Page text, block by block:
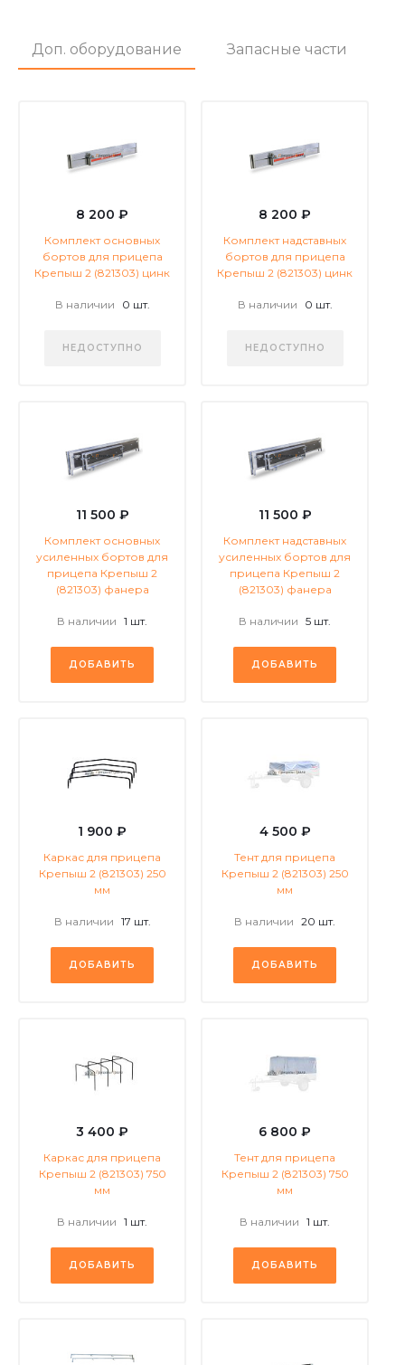
Доп. оборудование Запасные части
8 200 ₽
Комплект основных
бортов для прицепа
Крепыш 2 (821303) цинк
В наличии 0 шт.
НЕДОСТУПНО
8 200 ₽
Комплект надставных
бортов для прицепа
Крепыш 2 (821303) цинк
В наличии 0 шт.
НЕДОСТУПНО
11 500 ₽
Комплект основных
усиленных бортов для
прицепа Крепыш 2
(821303) фанера
В наличии 1 шт.
ДОБАВИТЬ
11 500 ₽
Комплект надставных
усиленных бортов для
прицепа Крепыш 2
(821303) фанера
В наличии 5 шт.
ДОБАВИТЬ
1 900 ₽
Каркас для прицепа
Крепыш 2 (821303) 250
мм
В наличии 17 шт.
ДОБАВИТЬ
4 500 ₽
Тент для прицепа
Крепыш 2 (821303) 250
мм
В наличии 20 шт.
ДОБАВИТЬ
3 400 ₽
Каркас для прицепа
Крепыш 2 (821303) 750
мм
В наличии 1 шт.
ДОБАВИТЬ
6 800 ₽
Тент для прицепа
Крепыш 2 (821303) 750
мм
В наличии 1 шт.
ДОБАВИТЬ